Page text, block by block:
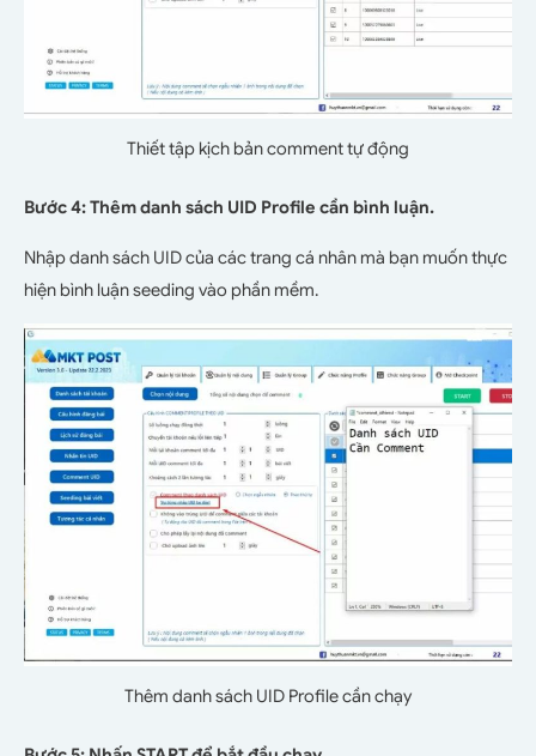
Thiết tập kịch bản comment tự động
Bước 4: Thêm danh sách UID Profile cần bình luận.
Nhập danh sách UID của các trang cá nhân mà bạn muốn thực
hiện bình luận seeding vào phần mềm.
Thêm danh sách UID Profile cần chạy